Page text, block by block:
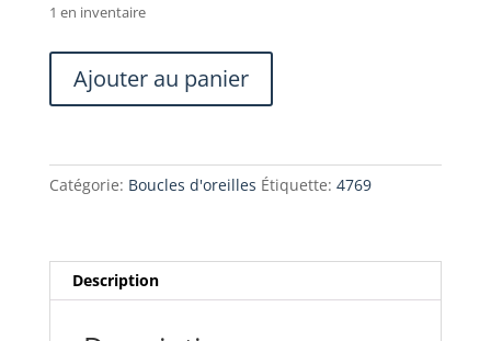
1 en inventaire
Boucles
Petits
papillons
Ajouter au panier
Catégorie: Boucles d'oreilles Étiquette: 4769
Description